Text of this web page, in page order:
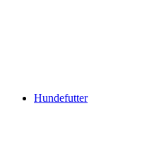
Hundefutter